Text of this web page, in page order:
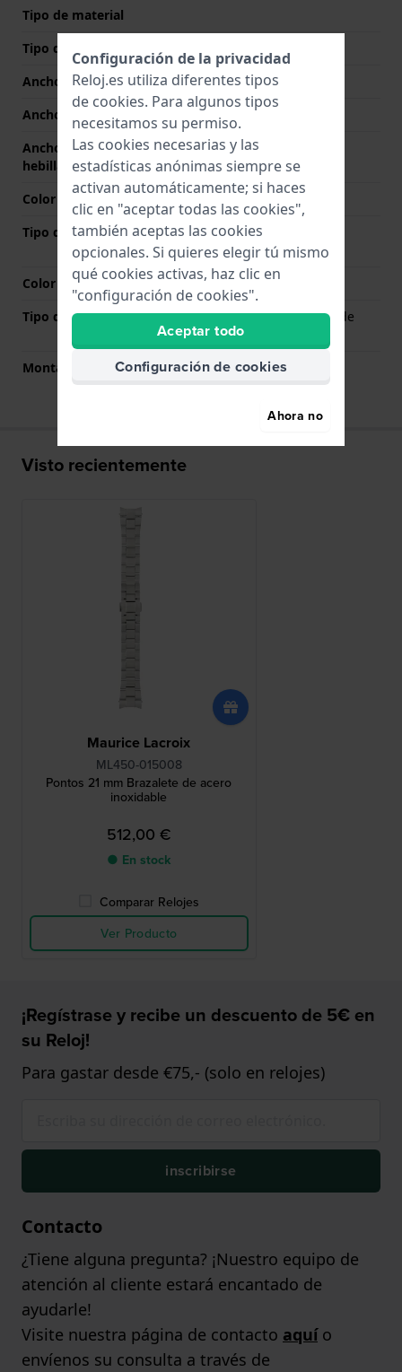
Tipo de material
Tipo de correa
Ancho de correa
21 mm
Ancho de las asas
21 mm
Ancho de correa en la
hebilla
18 mm
Color de correa
Plateado
Tipo de cierre
Cierre de mariposa con
botones
Color del cierre
Plateado
Tipo de montaje
Pasadores con resorte de
liberación rápida
Montaje Recto
No
Visto recientemente
Maurice Lacroix
ML450-015008
Pontos 21 mm Brazalete de acero
inoxidable
512,00 €
● En stock
Comparar Relojes
Ver Producto
¡Regístrase y recibe un descuento de 5€ en
su Reloj!
Para gastar desde €75,- (solo en relojes)
inscribirse
Contacto
¿Tiene alguna pregunta? ¡Nuestro equipo de
atención al cliente estará encantado de
ayudarle!
Visite nuestra página de contacto aquío
envíenos su consulta a través de
Configuración de la privacidad
Reloj.es utiliza diferentes tipos
de cookies. Para algunos tipos
necesitamos su permiso.
Las cookies necesarias y las
estadísticas anónimas siempre se
activan automáticamente; si haces
clic en "aceptar todas las cookies",
también aceptas las cookies
opcionales. Si quieres elegir tú mismo
qué cookies activas, haz clic en
"configuración de cookies".
Aceptar todo
Configuración de cookies
Ahora no